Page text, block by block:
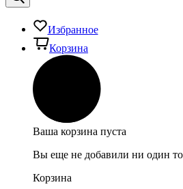
Избранное
Корзина
Ваша корзина пуста
Вы еще не добавили ни один
Корзина